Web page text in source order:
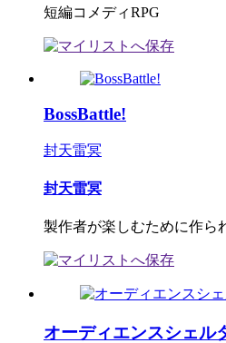
短編コメディRPG
BossBattle!
封天雷冥
封天雷冥
製作者が楽しむために作ら
オーディエンスシェル